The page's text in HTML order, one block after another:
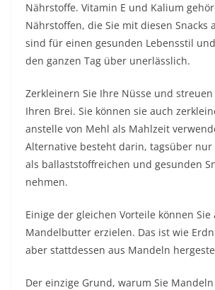
Nährstoffe. Vitamin E und Kalium
Nährstoffen, die Sie mit diesen Snacks
sind für einen gesunden Lebensstil
den ganzen Tag über unerlässlich.
Zerkleinern Sie Ihre Nüsse und
Ihren Brei. Sie können sie auch
anstelle von Mehl als Mahlzeit
Alternative besteht darin, tagsüber nur
als ballaststoffreichen und gesunden
nehmen.
Einige der gleichen Vorteile können
Mandelbutter erzielen. Das ist wie
aber stattdessen aus Mandeln
Der einzige Grund, warum Sie